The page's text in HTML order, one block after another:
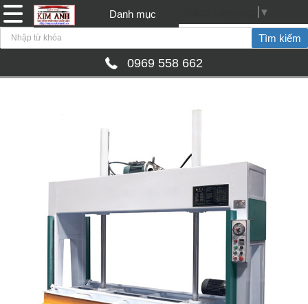
Danh mục ▼
0969 558 662